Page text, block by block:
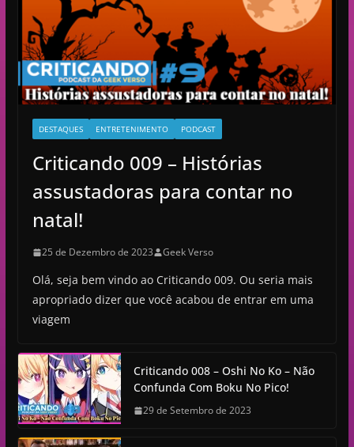
DESTAQUES ENTRETENIMENTO PODCAST
Criticando 009 – Histórias
assustadoras para contar no
natal!
25 de Dezembro de 2023 Geek Verso
Olá, seja bem vindo ao Criticando 009. Ou seria mais
apropriado dizer que você acabou de entrar em uma
viagem
Criticando 008 – Oshi No Ko – Não
Confunda Com Boku No Pico!
29 de Setembro de 2023